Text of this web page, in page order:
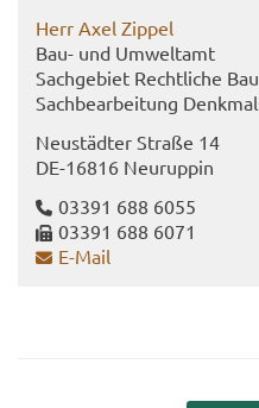
Herr Axel Zip­pel
Bau- und Um­welt­amt
Sach­ge­biet Recht­li­che
Sach­be­ar­bei­tung
Neu­städ­ter Stra­ße 14
DE-​16816 Neu­rup­pin
03391 688 6055
03391 688 6071
E-​Mail